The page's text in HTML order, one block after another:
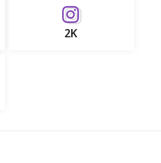
2K